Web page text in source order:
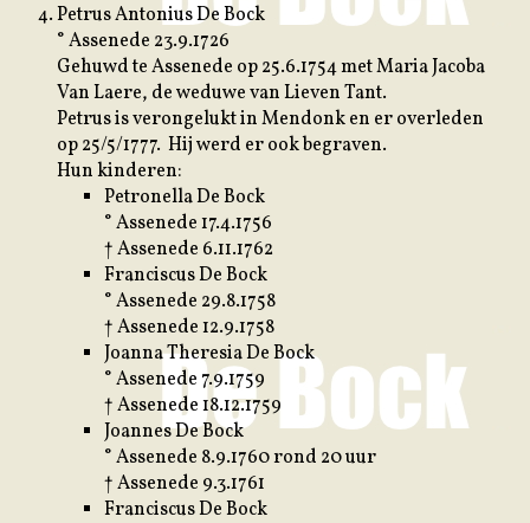
Petrus Antonius De Bock
° Assenede 23.9.1726
Gehuwd te Assenede op 25.6.1754 met Maria Jacoba
Van Laere, de weduwe van Lieven Tant.
Petrus is verongelukt in Mendonk en er overleden
op 25/5/1777. Hij werd er ook begraven.
Hun kinderen:
Petronella De Bock
° Assenede 17.4.1756
† Assenede 6.11.1762
Franciscus De Bock
° Assenede 29.8.1758
† Assenede 12.9.1758
Joanna Theresia De Bock
° Assenede 7.9.1759
† Assenede 18.12.1759
Joannes De Bock
° Assenede 8.9.1760 rond 20 uur
† Assenede 9.3.1761
Franciscus De Bock